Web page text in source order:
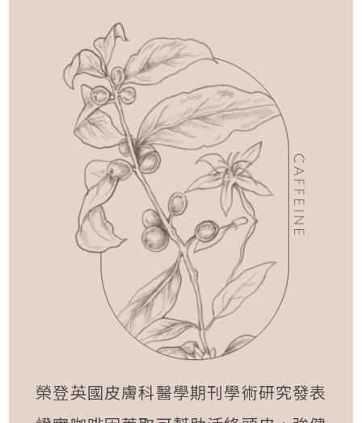
榮登英國皮膚科醫學期刊學術研究發表